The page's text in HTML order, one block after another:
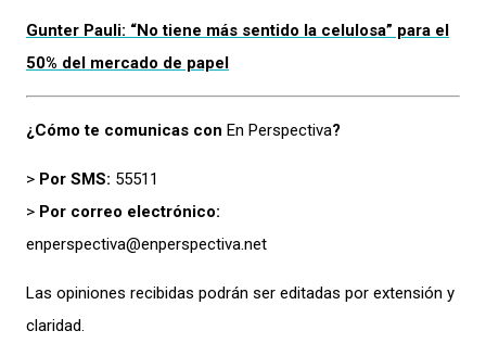
Gunter Pauli: “No tiene más sentido la celulosa” para el
50% del mercado de papel
¿Cómo te comunicas con En Perspectiva?
> Por SMS: 55511
> Por correo electrónico:
enperspectiva@enperspectiva.net
Las opiniones recibidas podrán ser editadas por extensión y
claridad.